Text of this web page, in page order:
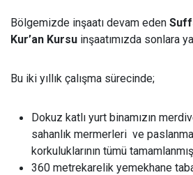
Bölgemizde inşaatı devam eden
Kur’an Kursu inşaatımızda sonlara
Bu iki yıllık çalışma sürecinde;
Dokuz katlı yurt binamızın
sahanlık mermerleri ve
korkuluklarının tümü
360 metrekarelik yemekhane